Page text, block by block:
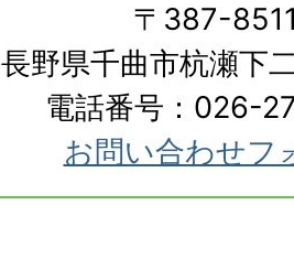
〒387-
長野県千曲市杭瀬下
電話番号：026-
お問い合わせフ